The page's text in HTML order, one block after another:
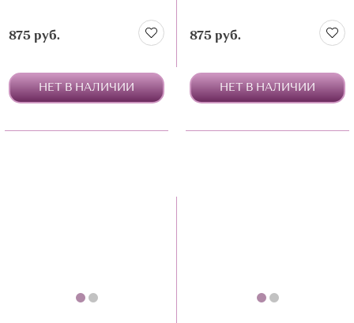
875 руб.
НЕТ В НАЛИЧИИ
875 руб.
НЕТ В НАЛИЧИИ